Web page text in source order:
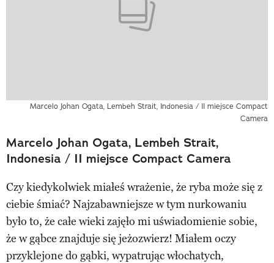
Marcelo Johan Ogata, Lembeh Strait, Indonesia / II miejsce Compact
Camera
Marcelo Johan Ogata, Lembeh Strait,
Indonesia / II miejsce Compact Camera
Czy kiedykolwiek miałeś wrażenie, że ryba może się z
ciebie śmiać? Najzabawniejsze w tym nurkowaniu
było to, że całe wieki zajęło mi uświadomienie sobie,
że w gąbce znajduje się jeżozwierz! Miałem oczy
przyklejone do gąbki, wypatrując włochatych,